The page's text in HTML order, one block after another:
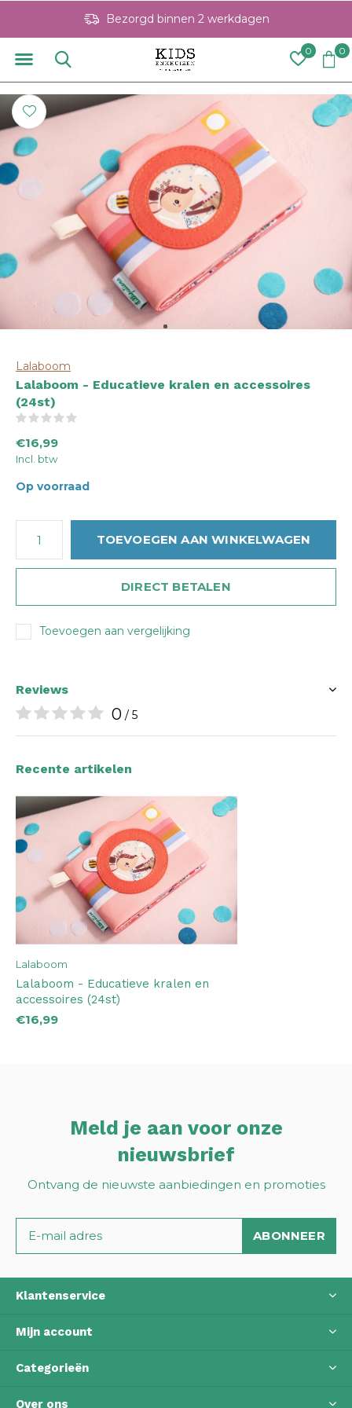
0 0
Bezorgd binnen 2 werkdagen
Lalaboom
Lalaboom - Educatieve kralen en accessoires
(24st)
€16,99
Incl. btw
Op voorraad
TOEVOEGEN AAN WINKELWAGEN
DIRECT BETALEN
Toevoegen aan vergelijking
Reviews
0 / 5
Recente artikelen
Lalaboom
Lalaboom - Educatieve kralen en
accessoires (24st)
€16,99
Meld je aan voor onze
nieuwsbrief
Ontvang de nieuwste aanbiedingen en promoties
ABONNEER
Klantenservice
Mijn account
Categorieën
Over ons